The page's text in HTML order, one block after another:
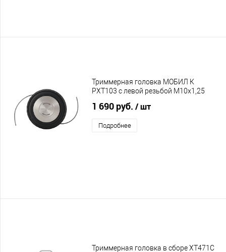
Триммерная головка МОБИЛ К
PXT103 с левой резьбой М10х1,25
1 690 руб. / шт
Подробнее
Триммерная головка в сборе XT471C